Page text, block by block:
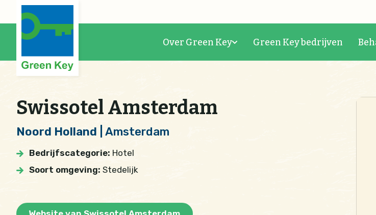
Over Green Key Green Key bedrijven
Swissotel Amsterdam
Noord Holland | Amsterdam
Bedrijfscategorie: Hotel
Soort omgeving: Stedelijk